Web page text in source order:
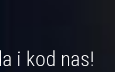
i kod nas!